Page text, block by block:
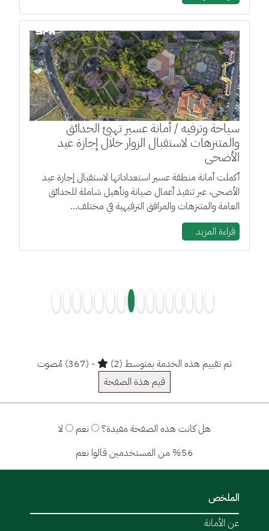
سياحة وترفيه / أمانة عسير تهيئ الحدائق
والمتنزهات لاستقبال الزوار خلال إجازة عيد
الأضحى
أكملت أمانة منطقة عسير استعداداتها لاستقبال إجازة عيد
الأضحى، عبر تنفيذ أعمال صيانة وتأهيل شاملة للحدائق
العامة والمتنزهات والمرافق الترفيهية في مختلف...
قراءة المزيد
7
تم تقييم هذه الخدمة بمتوسط (2)
- (367) مُصوت
قيم هذة الصفحة
هل كانت هذه الصفحة مفيدة؟ نعم
لا
%56 من المستخدمين قالوا نعم
الملخص
عن الأمانة